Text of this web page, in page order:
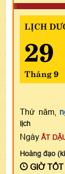
LỊCH
29
Tháng 9
Thứ năm,
lịch
Ngày ẤT
Hoàng đạo
GIỜ